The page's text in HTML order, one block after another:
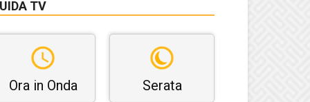
TV
Ora in Onda Serata